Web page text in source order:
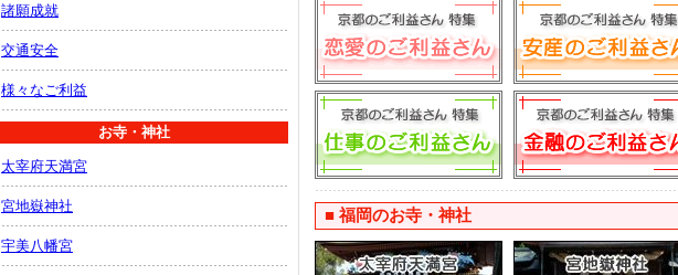
諸願成就
交通安全
様々なご利益
お寺・神社
太宰府天満宮
宮地嶽神社
宇美八幡宮
■ 福岡のお寺・神社